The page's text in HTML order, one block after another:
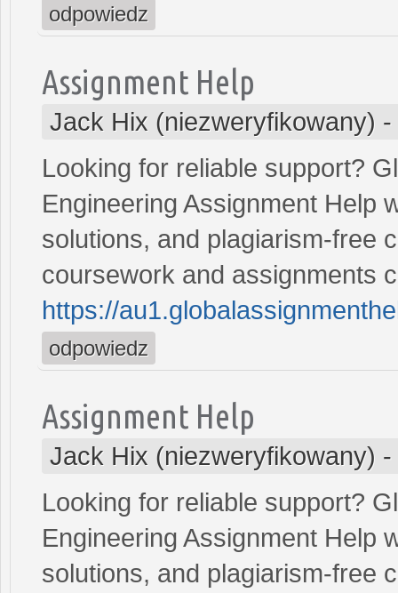
odpowiedz
Assignment Help
Jack Hix (niezweryfikowany) -
Looking for reliable support?
Engineering Assignment Help
solutions, and plagiarism-free
coursework and assignments
https://
odpowiedz
Assignment Help
Jack Hix (niezweryfikowany) -
Looking for reliable support?
Engineering Assignment Help
solutions, and plagiarism-free